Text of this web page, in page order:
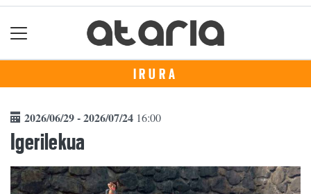
IRURA
2026/06/29 - 2026/07/24 16:00
Igerilekua